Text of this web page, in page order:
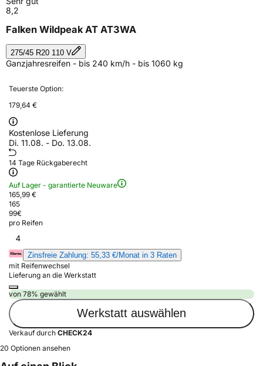
8,2
Falken Wildpeak AT AT3WA
275/45 R20 110 V
Ganzjahresreifen - bis 240 km/h - bis 1060 kg
Teuerste Option:
179,64 €
Kostenlose Lieferung
Di. 11.08. - Do. 13.08.
14 Tage Rückgaberecht
Auf Lager - garantierte Neuware
165,99 €
165
99€
pro Reifen
4
Zinsfreie Zahlung: 55,33 €/Monat in 3 Raten
mit Reifenwechsel
Lieferung an die Werkstatt
von 78% gewählt
Werkstatt auswählen
Verkauf durch CHECK24
20 Optionen ansehen